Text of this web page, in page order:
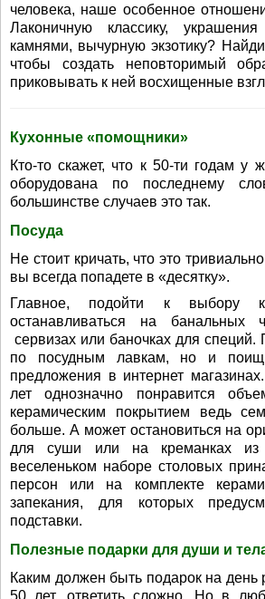
человека, наше особенное
Лаконичную классику,
камнями, вычурную экзотику?
чтобы создать неповторимый
приковывать к ней восхищенные
Кухонные «помощники»
Кто-то скажет, что к 50-ти годам у
оборудована по последнему
большинстве случаев это так.
Посуда
Не стоит кричать, что это
вы всегда попадете в «десятку».
Главное, подойти к выбору
останавливаться на банальных
сервизах или баночках для специй.
по посудным лавкам, но и
предложения в интернет
лет однозначно понравится
керамическим покрытием ведь
больше. А может остановиться на
для суши или на креманках из
веселеньком наборе столовых
персон или на комплекте
запекания, для которых
подставки.
Полезные подарки для души и
Каким должен быть подарок на
50 лет, ответить сложно. Но в